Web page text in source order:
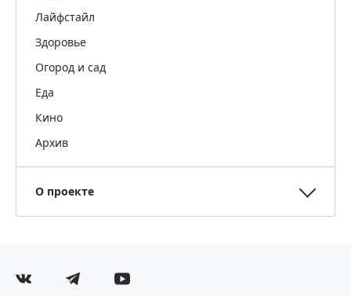
Лайфстайл
Здоровье
Огород и сад
Еда
Кино
Архив
О проекте